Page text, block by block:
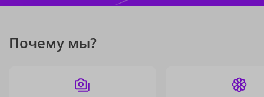
Почему мы?